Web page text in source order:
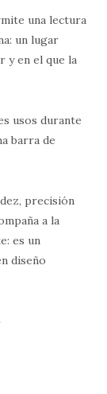
una lectura
un lugar
y en el que la
usos durante
barra de
precisión
a la
es un
diseño